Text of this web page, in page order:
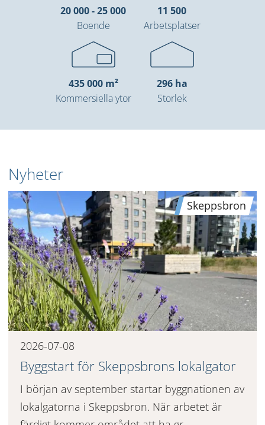
20 000 - 25 000
Boende
11 500
Arbetsplatser
435 000 m²
Kommersiella ytor
296 ha
Storlek
Nyheter
Skeppsbron
2026-07-08
Byggstart för Skeppsbrons lokalgator
I början av september startar byggnationen av
lokalgatorna i Skeppsbron. När arbetet är